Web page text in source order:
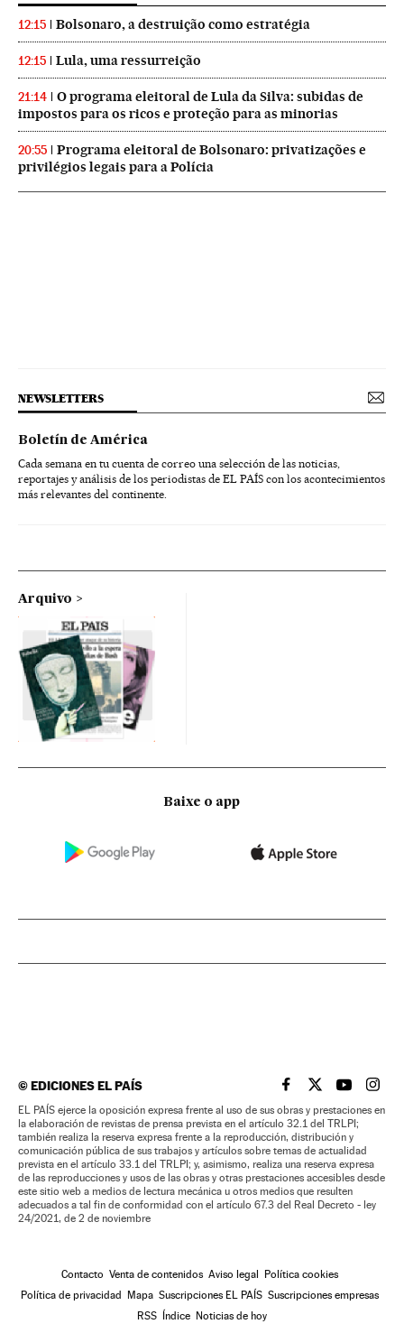
12:15 Bolsonaro, a destruição como estratégia
12:15 Lula, uma ressurreição
21:14
O programa eleitoral de Lula da Silva: subidas de
impostos para os ricos e proteção para as minorias
20:55
Programa eleitoral de Bolsonaro: privatizações e
privilégios legais para a Polícia
NEWSLETTERS
Boletín de América
Cada semana en tu cuenta de correo una selección de las noticias,
reportajes y análisis de los periodistas de EL PAÍS con los acontecimientos
más relevantes del continente.
Arquivo
Baixe o app
©EDICIONES EL PAÍS EL PAÍS BRASIL EN
EL PAÍSEL PAÍS
EL
EL PAÍS ejerce la oposición expresa frente al uso de sus obras y prestaciones en
la elaboración de revistas de prensa prevista en el artículo 32.1 del TRLPI;
también realiza la reserva expresa frente a la reproducción, distribución y
comunicación pública de sus trabajos y artículos sobre temas de actualidad
prevista en el artículo 33.1 del TRLPI; y, asimismo, realiza una reserva expresa
de las reproducciones y usos de las obras y otras prestaciones accesibles desde
este sitio web a medios de lectura mecánica u otros medios que resulten
adecuados a tal fin de conformidad con el artículo 67.3 del Real Decreto - ley
24/2021, de 2 de noviembre
Contacto Venta de contenidos Aviso legal Política cookies
Política de privacidad Mapa Suscripciones EL PAÍS Suscripciones empresas
RSS Índice Noticias de hoy